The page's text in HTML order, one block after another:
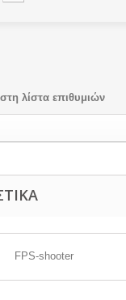
λίστα επιθυμιών
FPS-shooter